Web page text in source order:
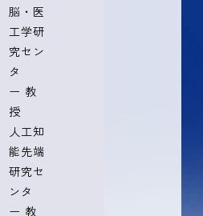
脳・医
工学研
究セン
タ
ー 教
授
人工知
能先端
研究セ
ンタ
ー 教